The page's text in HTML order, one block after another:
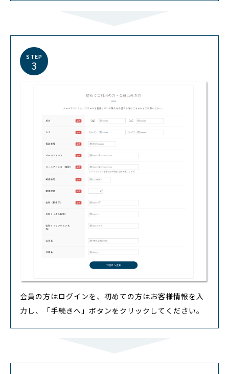
STEP
3
会員の方はログインを、初めての方はお客様情報を入
力し、「手続きへ」ボタンをクリックしてください。